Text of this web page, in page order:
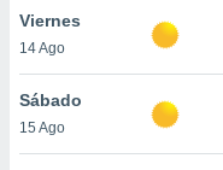
cookies
aceptar
Viernes
14 Ago
Sábado
15 Ago